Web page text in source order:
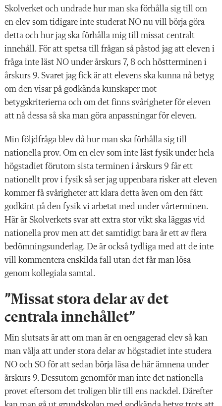
Skolverket och undrade hur man ska förhålla sig till om
en elev som tidigare inte studerat NO nu vill börja göra
detta och hur jag ska förhålla mig till missat centralt
innehåll. För att spetsa till frågan så påstod jag att eleven i
fråga inte läst NO under årskurs 7, 8 och höstterminen i
årskurs 9. Svaret jag fick är att elevens ska kunna nå betyg
om den visar på godkända kunskaper mot
betygskriterierna och om det finns svårigheter för eleven
att nå dessa så ska man göra anpassningar för eleven.
Min följdfråga blev då hur man ska förhålla sig till
nationella prov. Om en elev som inte läst fysik under hela
högstadiet förutom sista terminen i årskurs 9 får ett
nationellt prov i fysik så ser jag uppenbara risker att eleven
kommer få svårigheter att klara detta även om den fått
godkänt på den fysik vi arbetat med under vårterminen.
Här är Skolverkets svar att extra stor vikt ska läggas vid
nationella prov men att det samtidigt bara är ett av flera
bedömningsunderlag. De är också tydliga med att de inte
vill kommentera enskilda fall utan det får man lösa
genom kollegiala samtal.
”Missat stora delar av det
centrala innehållet”
Min slutsats är att om man är en oengagerad elev så kan
man välja att under stora delar av högstadiet inte studera
NO och SO för att sedan börja läsa de här ämnena under
årskurs 9. Dessutom genomför man inte det nationella
provet eftersom det troligen blir till ens nackdel. Därefter